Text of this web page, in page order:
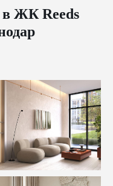
в ЖК Reeds